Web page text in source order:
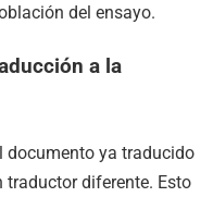
del ensayo.
a la
documento ya traducido
diferente. Esto